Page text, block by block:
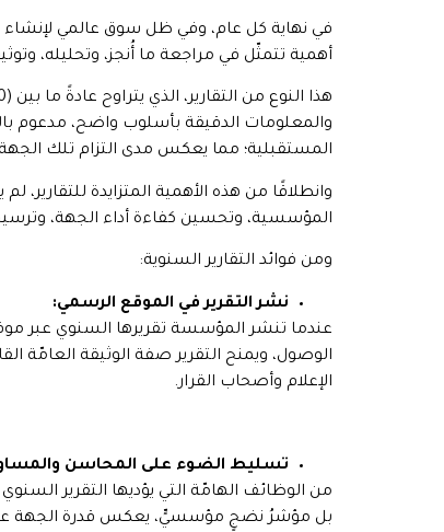
أهمية تتمثّل في مراجعة ما أُنجز، وتحليله،
والمعلومات الدقيقة بأسلوب واضح، مدعوم
المستقبلية؛ مما يعكس مدى التزام تلك
وانطلاقًا من هذه الأهمية المتزايدة
المؤسسية، وتحسين كفاءة أداء الجهة،
ومن فوائد التقارير السنوية:
نشر التقرير في الموقع الرسمي:
عندما تنشر المؤسسة تقريرها السنوي عبر
الوصول، ويمنح التقرير صفة الوثيقة العامّة
الإعلام وأصحاب القرار.
تسليط الضوء على المحاسن
من الوظائف الهامّة التي يؤديها التقرير
بل مؤشرُ نضجٍ مؤسسيٍّ، يعكس قدرة الجهة على